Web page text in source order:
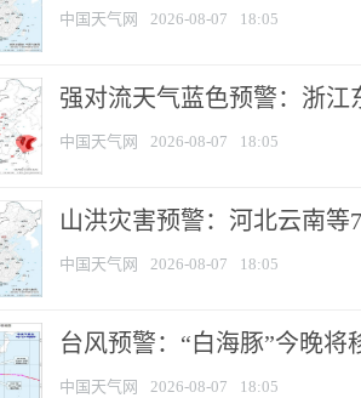
中国天气网 2026-08-07 18:05
强对流天气蓝色预警：浙江
中国天气网 2026-08-07 18:05
山洪灾害预警：河北云南
中国天气网 2026-08-07 18:05
台风预警：“白海豚”今晚将
中国天气网 2026-08-07 18:05